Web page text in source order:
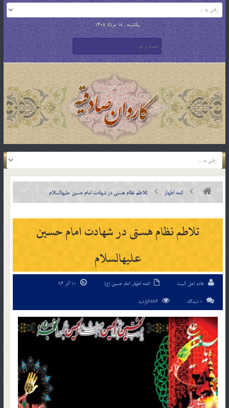
یکشنبه , 18 مرداد 1405
ائمه اطهار تلاطم نظام هستی در شهادت امام حسین علیه‏السلام
تلاطم نظام هستی در شهادت امام حسین
علیه‏السلام
خادم اهل البیت ائمه اطهار, امام حسین (ع)
0 دیدگاه